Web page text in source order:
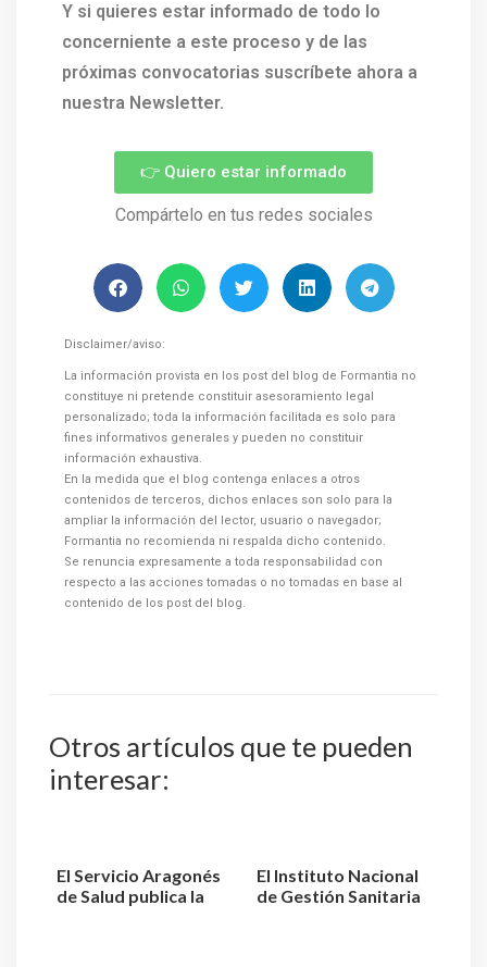
Y si quieres estar informado de todo lo
concerniente a este proceso y de las
próximas convocatorias suscríbete ahora a
nuestra Newsletter.
👉 Quiero estar informado
Compártelo en tus redes sociales
Disclaimer/aviso:
La información provista en los post del blog de Formantia no
constituye ni pretende constituir asesoramiento legal
personalizado; toda la información facilitada es solo para
fines informativos generales y pueden no constituir
información exhaustiva.
En la medida que el blog contenga enlaces a otros
contenidos de terceros, dichos enlaces son solo para la
ampliar la información del lector, usuario o navegador;
Formantia no recomienda ni respalda dicho contenido.
Se renuncia expresamente a toda responsabilidad con
respecto a las acciones tomadas o no tomadas en base al
contenido de los post del blog.
Otros artículos que te pueden
interesar:
El Servicio Aragonés
de Salud publica la
El Instituto Nacional
de Gestión Sanitaria